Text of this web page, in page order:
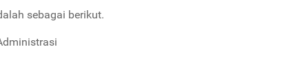
sebagai berikut.